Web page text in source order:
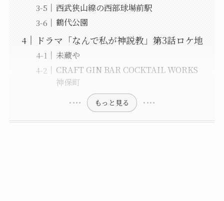
西武狭山線の西部球場前駅
鶴代公園
ドラマ「なんで私が神説教」第3話ロケ地
未蔵や
CRAFT GIN BAR COCKTAIL WORKS
神保町
もっと見る